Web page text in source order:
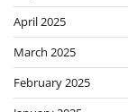
April 2025
March 2025
February 2025